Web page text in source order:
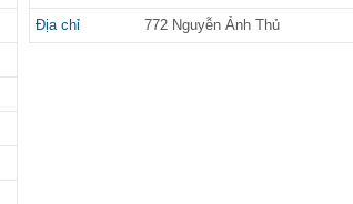
Địa chỉ 772 Nguyễn Ảnh Thủ